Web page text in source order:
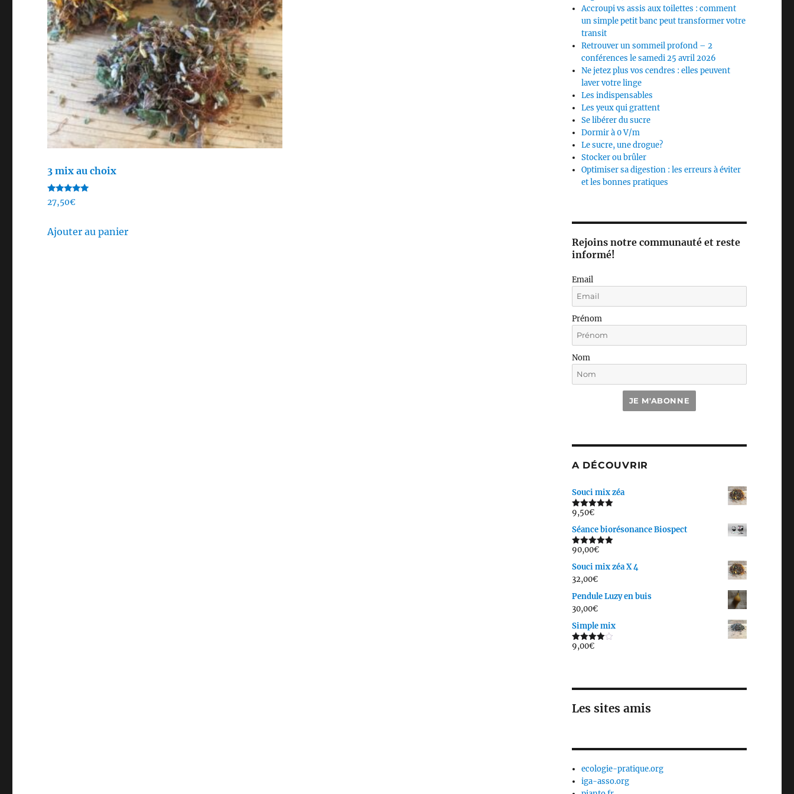
3 mix au choix
Note
5.00
27,50€
Ajouter au panier
Accroupi vs assis aux toilettes : comment
un simple petit banc peut transformer votre
transit
Retrouver un sommeil profond – 2
conférences le samedi 25 avril 2026
Ne jetez plus vos cendres : elles peuvent
laver votre linge
Les indispensables
Les yeux qui grattent
Se libérer du sucre
Dormir à 0 V/m
Le sucre, une drogue?
Stocker ou brûler
Optimiser sa digestion : les erreurs à éviter
et les bonnes pratiques
Rejoins notre communauté et reste
informé!
Email
Prénom
Nom
JE M'ABONNE
A DÉCOUVRIR
Souci mix zéa
Note5.00
9,50€
Séance biorésonance Biospect
Note5.00
90,00€
Souci mix zéa X 4
32,00€
Pendule Luzy en buis
30,00€
Simple mix
Note
9,00€
Les sites amis
ecologie-pratique.org
iga-asso.org